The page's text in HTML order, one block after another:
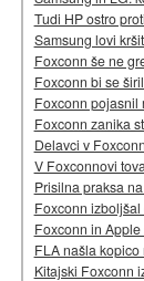
Tudi HP ostro
Samsung lovi
Foxconn še ne
Foxconn bi se
Foxconn pojasnil
Foxconn zanika
Delavci v
V Foxconnovi
Prisilna praksa
Foxconn
Foxconn in
FLA našla
Kitajski Foxconn